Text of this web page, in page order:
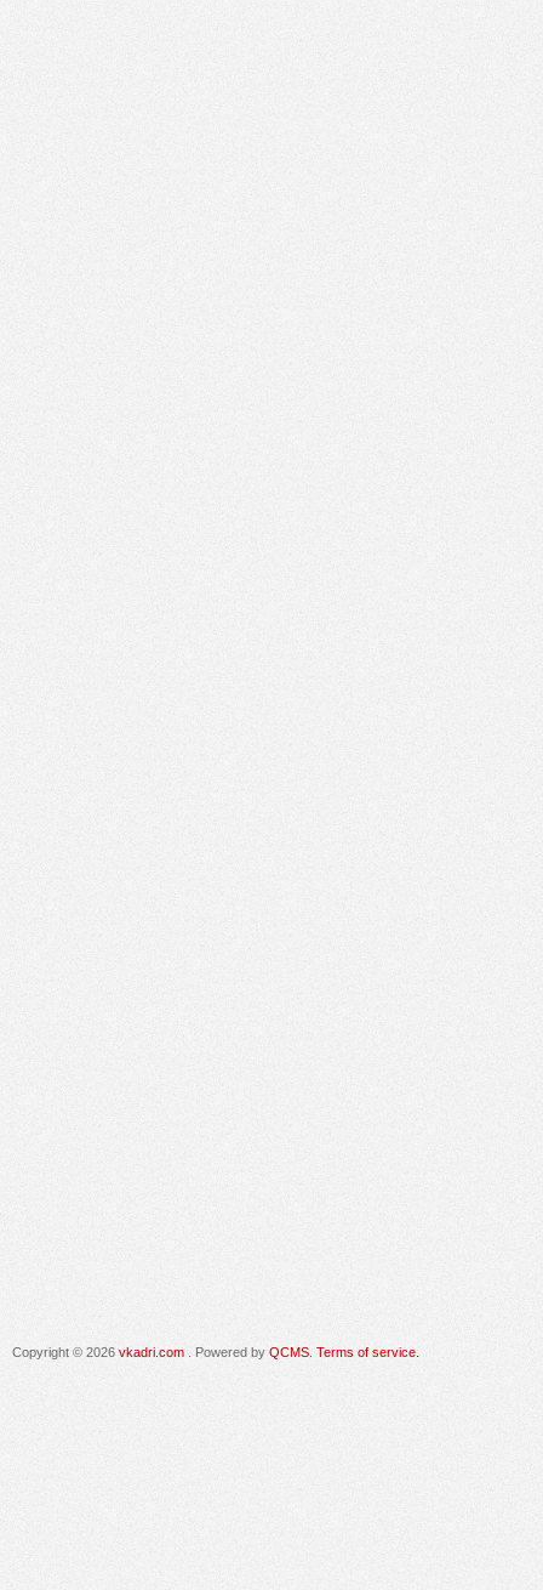
Copyright © 2026 vkadri.com . Powered by QCMS Terms of service.